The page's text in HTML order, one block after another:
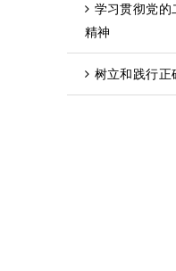
学习贯彻党
精神
树立和践行正